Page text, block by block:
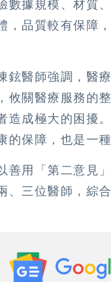
數據規模、材質
，品質較有保障
鉉醫師強調，醫
攸關醫療服務的
造成極大的困擾
的保障，也是一
善用「第二意見
、三位醫師，綜